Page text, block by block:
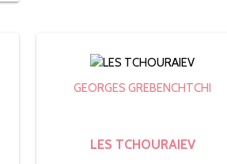
GEORGES GREBENCHTCHI
LES TCHOURAIEV